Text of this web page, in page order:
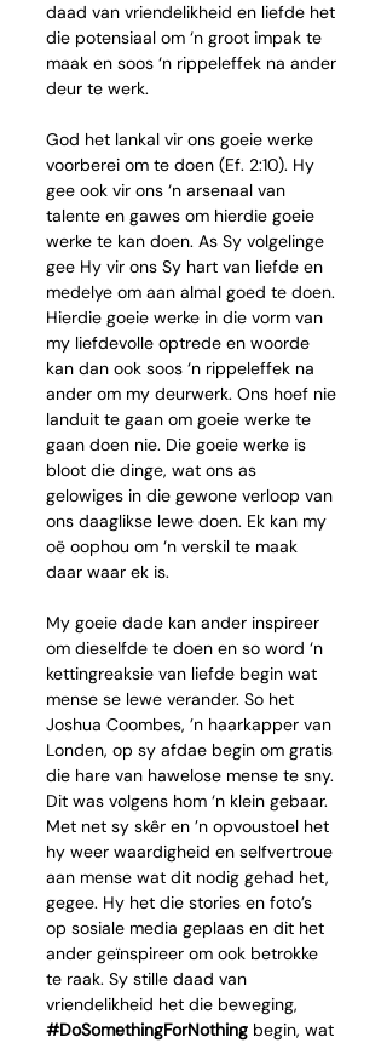
daad van vriendelikheid en liefde het
die potensiaal om ‘n groot impak te
maak en soos ‘n rippeleffek na ander
deur te werk.
God het lankal vir ons goeie werke
voorberei om te doen (Ef. 2:10). Hy
gee ook vir ons ‘n arsenaal van
talente en gawes om hierdie goeie
werke te kan doen. As Sy volgelinge
gee Hy vir ons Sy hart van liefde en
medelye om aan almal goed te doen.
Hierdie goeie werke in die vorm van
my liefdevolle optrede en woorde
kan dan ook soos ‘n rippeleffek na
ander om my deurwerk. Ons hoef nie
landuit te gaan om goeie werke te
gaan doen nie. Die goeie werke is
bloot die dinge, wat ons as
gelowiges in die gewone verloop van
ons daaglikse lewe doen. Ek kan my
oë oophou om ‘n verskil te maak
daar waar ek is.
My goeie dade kan ander inspireer
om dieselfde te doen en so word ‘n
kettingreaksie van liefde begin wat
mense se lewe verander. So het
Joshua Coombes, ’n haarkapper van
Londen, op sy afdae begin om gratis
die hare van hawelose mense te sny.
Dit was volgens hom ‘n klein gebaar.
Met net sy skêr en ’n opvoustoel het
hy weer waardigheid en selfvertroue
aan mense wat dit nodig gehad het,
gegee. Hy het die stories en foto’s
op sosiale media geplaas en dit het
ander geïnspireer om ook betrokke
te raak. Sy stille daad van
vriendelikheid het die beweging,
#DoSomethingForNothing begin, wat